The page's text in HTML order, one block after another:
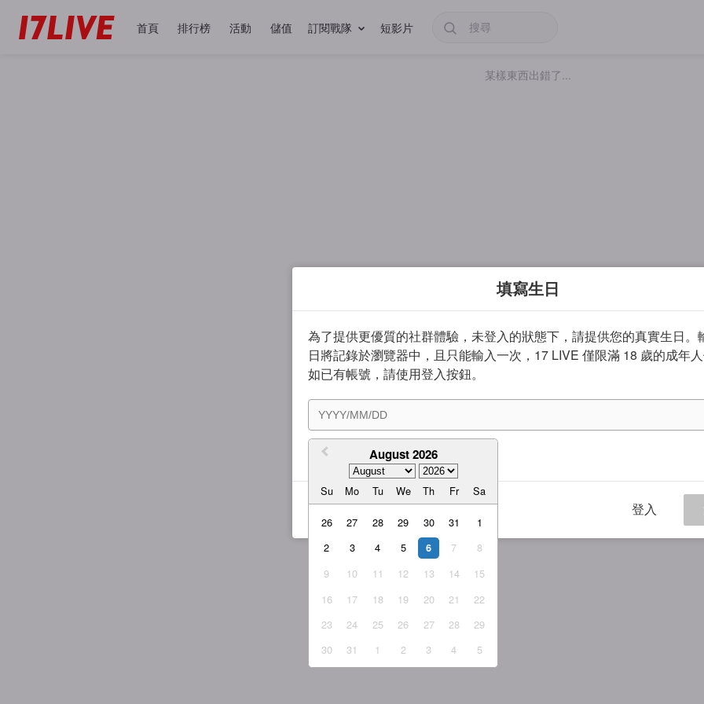
首頁 排行榜 活動 儲值 訂閱戰隊 短影片
某樣東西出錯了...
填寫生日
為了提供更優質的社群體驗，未登入的狀態下，請提供您的真實生日。
日將記錄於瀏覽器中，且只能輸入一次，17 LIVE 僅限滿 18 歲的成年人
如已有帳號，請使用登入按鈕。
August 2026
Su Mo Tu We Th Fr Sa
26 27 28 29 30 31
1
2
3 4 5 6 7
8
9
10 11 12 13 14
15
16
17 18 19 20 21
22
23
24 25 26 27 28
29
30
31 1 2 3 4 5
我同意 服務條款與隱私權政策
登入